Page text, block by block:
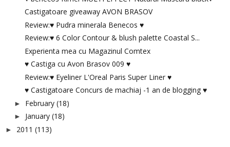
Castigatoare giveaway AVON BRASOV
Review:♥ Pudra minerala Benecos ♥
Review:♥ 6 Color Contour & blush palette Coastal S...
Experienta mea cu Magazinul Comtex
♥ Castiga cu Avon Brasov 009 ♥
Review:♥ Eyeliner L'Oreal Paris Super Liner ♥
♥ Castigatoare Concurs de machiaj -1 an de blogging ♥
► February (18)
► January (18)
► 2011 (113)